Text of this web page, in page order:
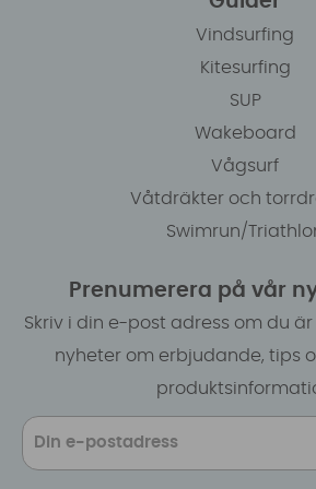
Vindsurfing
Kitesurfing
SUP
Wakeboard
Vågsurf
Våtdräkter och
Swimrun/
Prenumerera på vår
Skriv i din e-post adress om du
nyheter om erbjudande, tips